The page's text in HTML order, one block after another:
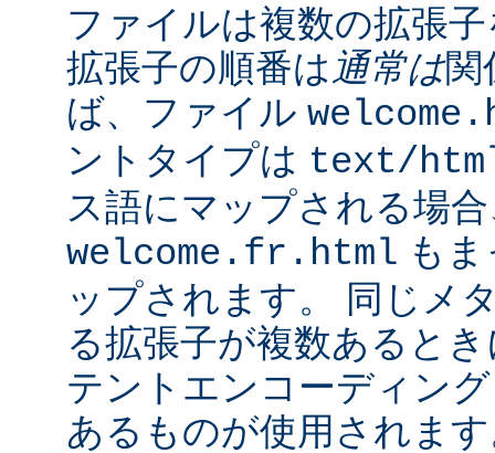
ファイルは複数の拡張
拡張子の順番は 通常は関
ば、ファイル
ントタイプは text/
ス語にマップされる場
welcome.fr.html も
ップされます。 同じメ
る拡張子が複数あると
テントエンコーディン
あるものが使用されま